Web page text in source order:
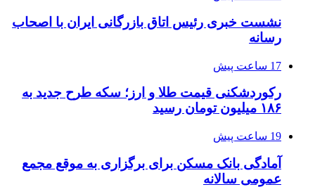
نشست خبری رئیس اتاق بازرگانی ایران با اصحاب
رسانه
17 ساعت پیش
رکوردشکنی قیمت طلا و ارز؛ سکه طرح جدید به
۱۸۶ میلیون تومان رسید
19 ساعت پیش
آمادگی بانک مسکن برای برگزاری به موقع مجمع
عمومی سالانه